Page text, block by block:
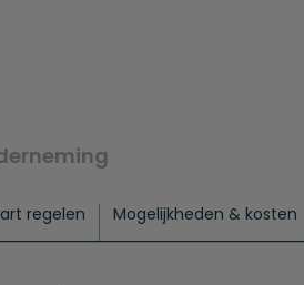
regelen Mogelijkheden & kosten